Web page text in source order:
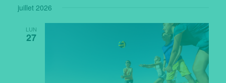
Évènements
une
date.
juillet 2026
LUN
27